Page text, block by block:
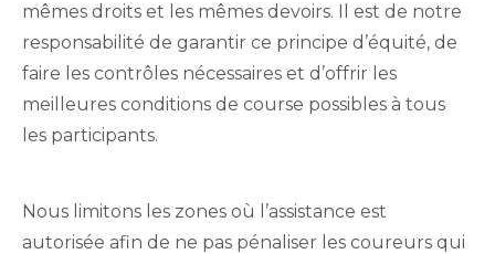
mêmes droits et les mêmes devoirs. Il est de notre
responsabilité de garantir ce principe d’équité, de
faire les contrôles nécessaires et d’offrir les
meilleures conditions de course possibles à tous
les participants.
Nous limitons les zones où l’assistance est
autorisée afin de ne pas pénaliser les coureurs qui